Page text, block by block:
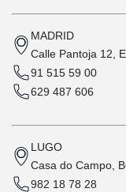
MADRID
Calle Pantoja 12,
91 515 59 00
629 487 606
LUGO
Casa do Campo,
982 18 78 28